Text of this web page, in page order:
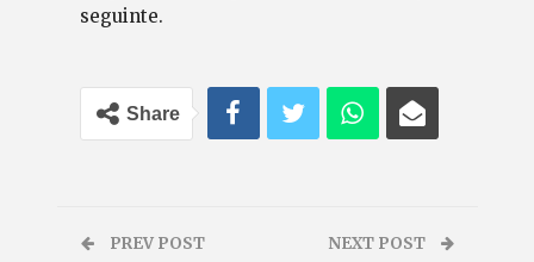
seguinte.
Share
PREV POST NEXT POST